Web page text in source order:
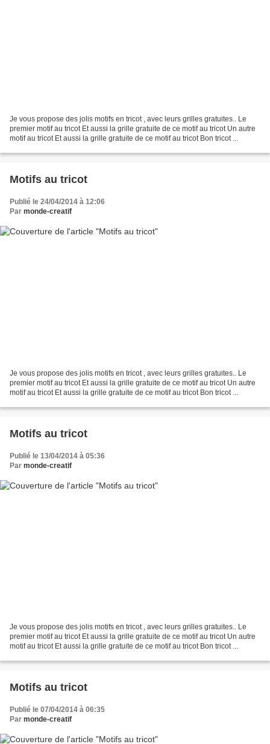
Je vous propose des jolis motifs en tricot , avec leurs grilles gratuites.. Le
premier motif au tricot Et aussi la grille gratuite de ce motif au tricot Un autre
motif au tricot Et aussi la grille gratuite de ce motif au tricot Bon tricot ...
Motifs au tricot
Publié le 24/04/2014 à 12:06
Par monde-creatif
Je vous propose des jolis motifs en tricot , avec leurs grilles gratuites.. Le
premier motif au tricot Et aussi la grille gratuite de ce motif au tricot Un autre
motif au tricot Et aussi la grille gratuite de ce motif au tricot Bon tricot ...
Motifs au tricot
Publié le 13/04/2014 à 05:36
Par monde-creatif
Je vous propose des jolis motifs en tricot , avec leurs grilles gratuites.. Le
premier motif au tricot Et aussi la grille gratuite de ce motif au tricot Un autre
motif au tricot Et aussi la grille gratuite de ce motif au tricot Bon tricot ...
Motifs au tricot
Publié le 07/04/2014 à 06:35
Par monde-creatif